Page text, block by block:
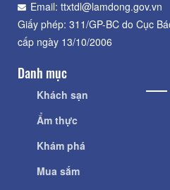
Email: ttxtdl@lamdong.gov.vn
Giấy phép: 311/GP-BC do Cục
cấp ngày 13/10/2006
Danh mục
Khách sạn
Ẩm thực
Khám phá
Mua sắm